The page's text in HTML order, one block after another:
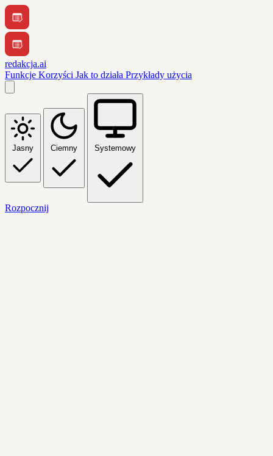
redakcja.ai
Funkcje Korzyści Jak to działa Przykłady użycia
Jasny Ciemny Systemowy
Rozpocznij